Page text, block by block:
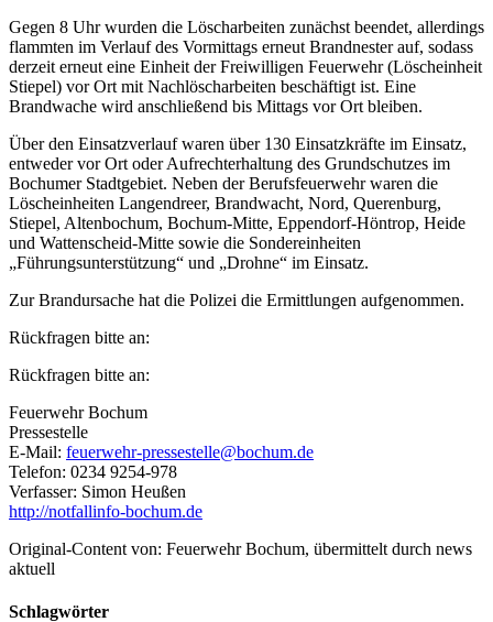
Gegen 8 Uhr wurden die Löscharbeiten zunächst beendet, allerdings
flammten im Verlauf des Vormittags erneut Brandnester auf, sodass
derzeit erneut eine Einheit der Freiwilligen Feuerwehr (Löscheinheit
Stiepel) vor Ort mit Nachlöscharbeiten beschäftigt ist. Eine
Brandwache wird anschließend bis Mittags vor Ort bleiben.
Über den Einsatzverlauf waren über 130 Einsatzkräfte im Einsatz,
entweder vor Ort oder Aufrechterhaltung des Grundschutzes im
Bochumer Stadtgebiet. Neben der Berufsfeuerwehr waren die
Löscheinheiten Langendreer, Brandwacht, Nord, Querenburg,
Stiepel, Altenbochum, Bochum-Mitte, Eppendorf-Höntrop, Heide
und Wattenscheid-Mitte sowie die Sondereinheiten
„Führungsunterstützung“ und „Drohne“ im Einsatz.
Zur Brandursache hat die Polizei die Ermittlungen aufgenommen.
Rückfragen bitte an:
Rückfragen bitte an:
Feuerwehr Bochum
Pressestelle
E-Mail: feuerwehr-pressestelle@bochum.de
Telefon: 0234 9254-978
Verfasser: Simon Heußen
http://notfallinfo-bochum.de
Original-Content von: Feuerwehr Bochum, übermittelt durch news
aktuell
Schlagwörter